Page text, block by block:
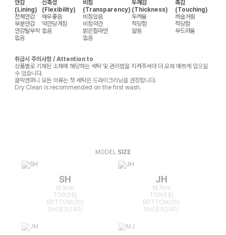
안감
(Lining)
신축성
(Flexibility)
비침
(Transparency)
두께감
(Thickness)
촉감
(Touching)
전체안감
매우좋음 비침있음 두꺼움
까슬거림
부분안감
약간당겨짐 비침약간 적당함
적당함
안감탈부착 없음 밝은칼라만 얇음
부드러움
없음
없음
취급시 주의사항 / Attention to
상품별로 기재된 소재에 해당하는 세탁 및 관리법을 지켜주셔야 더 오래 예쁘게 입으실
수 있습니다.
클릭앤퍼니 모든 의류는 첫 세탁은 드라이크리닝을 권장합니다.
Dry Clean is recommended on the first wash.
MODEL SIZE
SH
163cm
TOP(55)
BOTTOM(26)
SHOES(240)
JH
167cm
TOP(55)
BOTTOM(26)
SHOES(240)